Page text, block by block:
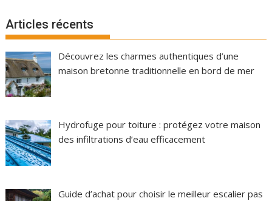
Articles récents
Découvrez les charmes authentiques d’une
maison bretonne traditionnelle en bord de mer
Hydrofuge pour toiture : protégez votre maison
des infiltrations d’eau efficacement
Guide d’achat pour choisir le meilleur escalier pas